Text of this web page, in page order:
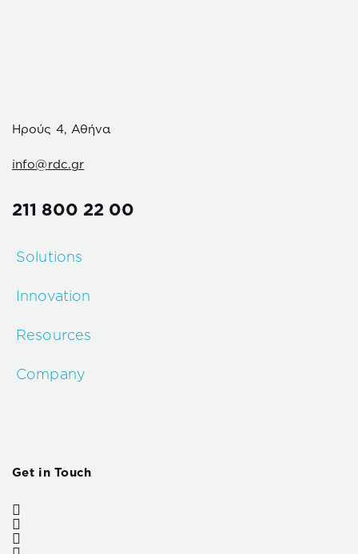
Ηρούς 4, Αθήνα
info@rdc.gr
211 800 22 00
Solutions
Innovation
Resources
Company
Get in Touch